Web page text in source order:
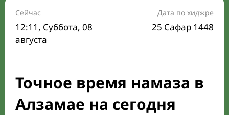
Расписание на месяц
Время Сухура и Ифтара на сегодня
Календарь рамадана
Направление киблы
Сейчас
12:11 , Суббота, 08
августа
Дата по хиджре
25 Сафар 1448
Точное время намаза в
Алзамае на сегодня